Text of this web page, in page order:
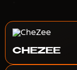
CHEZEE